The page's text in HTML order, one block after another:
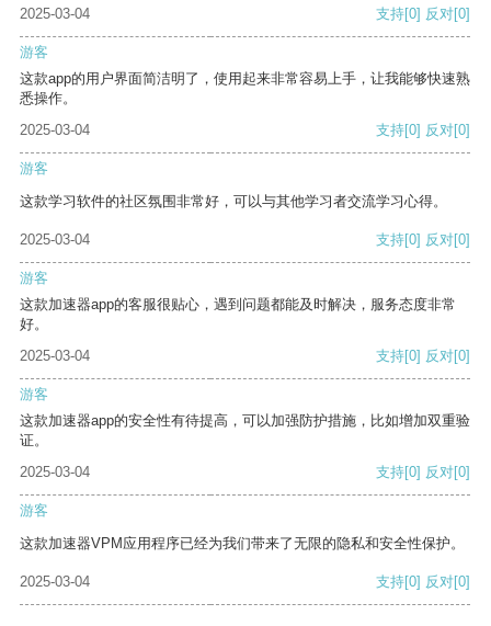
2025-03-04 支持[0] 反对[0]
游客
这款app的用户界面简洁明了，使用起来非常容易上手，让我能够快速熟
悉操作。
2025-03-04
支持[0] 反对[0]
游客
这款学习软件的社区氛围非常好，可以与其他学习者交流学习心得。
2025-03-04 支持[0] 反对[0]
游客
这款加速器app的客服很贴心，遇到问题都能及时解决，服务态度非常
好。
2025-03-04
支持[0] 反对[0]
游客
这款加速器app的安全性有待提高，可以加强防护措施，比如增加双重验
证。
2025-03-04
支持[0] 反对[0]
游客
这款加速器VPM应用程序已经为我们带来了无限的隐私和安全性保护。
2025-03-04 支持[0] 反对[0]